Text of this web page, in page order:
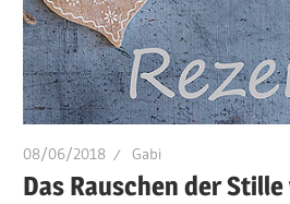
08/06/2018 Gabi
Das Rauschen der